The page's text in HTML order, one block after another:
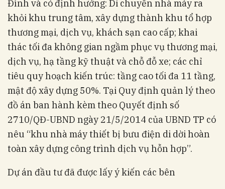
Đình và có định hướng: Di chuyển nhà máy ra
khỏi khu trung tâm, xây dựng thành khu tổ hợp
thương mại, dịch vụ, khách sạn cao cấp; khai
thác tối đa không gian ngầm phục vụ thương mại,
dịch vụ, hạ tầng kỹ thuật và chỗ đỗ xe; các chỉ
tiêu quy hoạch kiến trúc: tầng cao tối đa 11 tầng,
mật độ xây dựng 50%. Tại Quy định quản lý theo
đồ án ban hành kèm theo Quyết định số
2710/QĐ-UBND ngày 21/5/2014 của UBND TP có
nêu “khu nhà máy thiết bị bưu điện di dời hoàn
toàn xây dựng công trình dịch vụ hỗn hợp”.
Dự án đầu tư đã được lấy ý kiến các bên